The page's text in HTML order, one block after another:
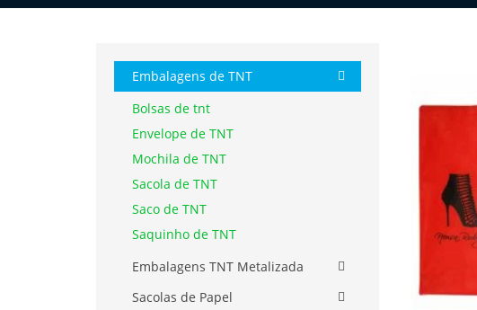
Embalagens de TNT
Bolsas de tnt
Envelope de TNT
Mochila de TNT
Sacola de TNT
Saco de TNT
Saquinho de TNT
Embalagens TNT Metalizada
Sacolas de Papel